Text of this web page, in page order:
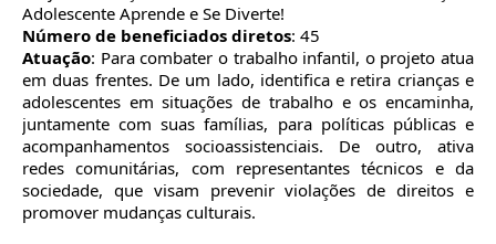
Adolescente Aprende e Se Diverte!
Número de beneficiados diretos: 45
Atuação: Para combater o trabalho infantil, o projeto atua
em duas frentes. De um lado, identifica e retira crianças e
adolescentes em situações de trabalho e os encaminha,
juntamente com suas famílias, para políticas públicas e
acompanhamentos socioassistenciais. De outro, ativa
redes comunitárias, com representantes técnicos e da
sociedade, que visam prevenir violações de direitos e
promover mudanças culturais.